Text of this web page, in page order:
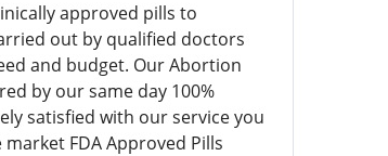
approved pills to
out by qualified doctors
and budget. Our Abortion
by our same day 100%
satisfied with our service you
FDA Approved Pills